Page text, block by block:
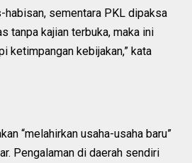
habisan, sementara PKL dipaksa
tanpa kajian terbuka, maka ini
ketimpangan kebijakan,” kata
“melahirkan usaha-usaha baru”
Pengalaman di daerah sendiri